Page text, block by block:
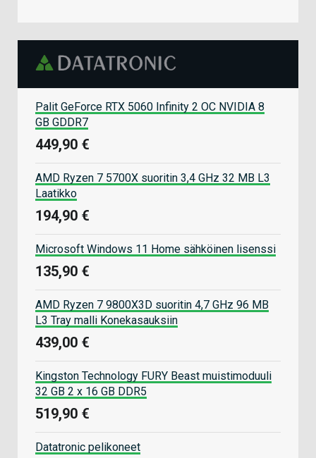
Palit GeForce RTX 5060 Infinity 2 OC NVIDIA 8
GB GDDR7
449,90 €
AMD Ryzen 7 5700X suoritin 3,4 GHz 32 MB L3
Laatikko
194,90 €
Microsoft Windows 11 Home sähköinen lisenssi
135,90 €
AMD Ryzen 7 9800X3D suoritin 4,7 GHz 96 MB
L3 Tray malli Konekasauksiin
439,00 €
Kingston Technology FURY Beast muistimoduuli
32 GB 2 x 16 GB DDR5
519,90 €
Datatronic pelikoneet